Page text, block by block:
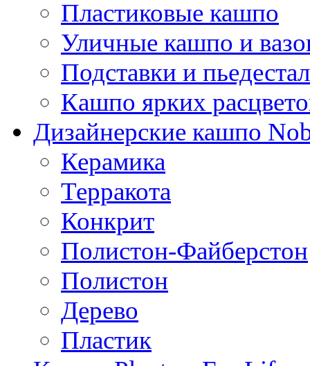
Пластиковые кашпо
Уличные кашпо и
Подставки и
Кашпо ярких
Дизайнерские кашпо
Керамика
Терракота
Конкрит
Полистон-Файберстон
Полистон
Дерево
Пластик